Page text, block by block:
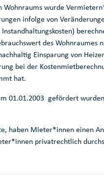
wurde
infolge von
des Wohnraumes
Einsparung von
bei der
hat.
01.01.2003 gefördert
haben Mieter*innen einen
privatrechtlich